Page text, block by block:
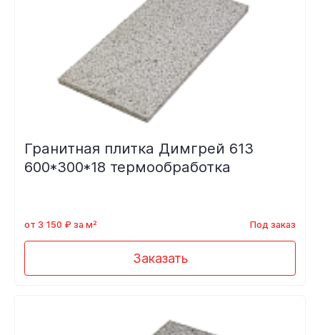
Гранитная плитка Димгрей 613
600*300*18 термообработка
от 3 150 ₽ за м² Под заказ
Заказать